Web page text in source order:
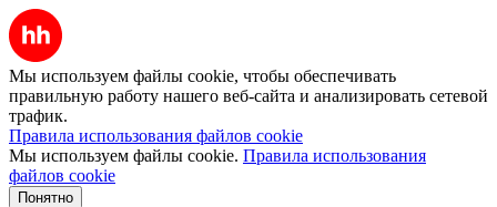
Мы используем файлы cookie, чтобы обеспечивать
правильную работу нашего веб-сайта и анализировать сетевой
трафик.
Правила использования файлов cookie
Мы используем файлы cookie. Правила использования
файлов cookie
Понятно